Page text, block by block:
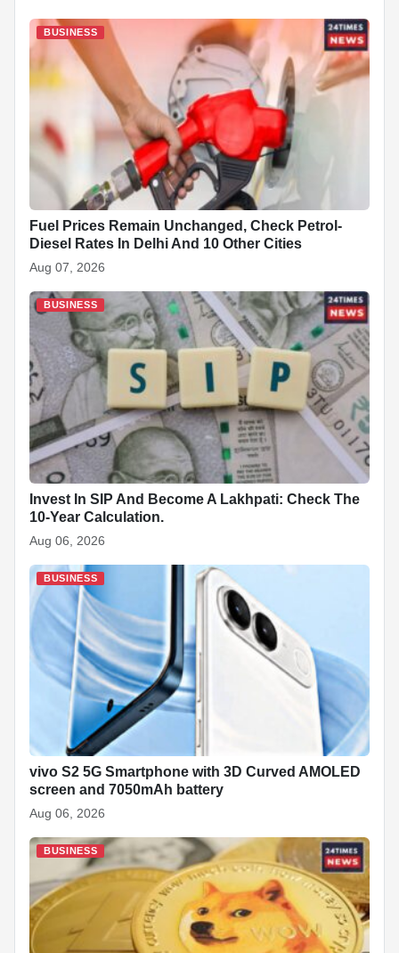
e
b
o
o
k
s
A
p
p
e
dI
n
e
p
c
h
at
e
st
di e
BUSINESS
Fuel Prices Remain Unchanged, Check Petrol-
Diesel Rates In Delhi And 10 Other Cities
Aug 07, 2026
BUSINESS
Invest In SIP And Become A Lakhpati: Check The
10-Year Calculation.
Aug 06, 2026
BUSINESS
vivo S2 5G Smartphone with 3D Curved AMOLED
screen and 7050mAh battery
Aug 06, 2026
BUSINESS